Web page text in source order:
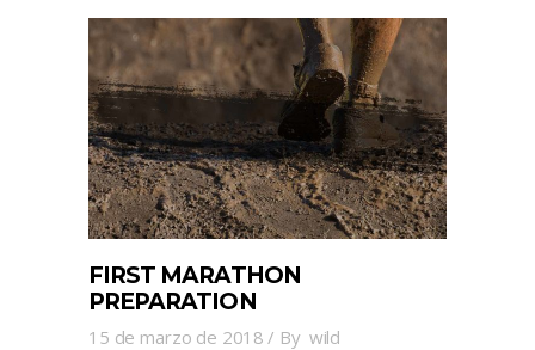
FIRST MARATHON
PREPARATION
15 de marzo de 2018 By wild